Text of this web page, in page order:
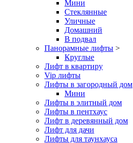
Мини
Стеклянные
Уличные
Домашний
В подвал
Панорамные лифты >
Круглые
Лифт в квартиру
Vip лифты
Лифты в загородный дом
Мини
Лифты в элитный дом
Лифты в пентхаус
Лифт в деревянный дом
Лифт для дачи
Лифты для таунхауса